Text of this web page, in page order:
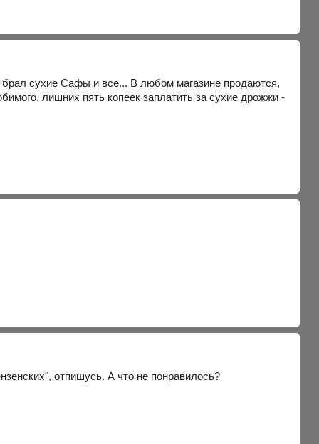
сухие Сафы и все... В любом магазине продаются,
лишних пять копеек заплатить за сухие дрожжи -
отпишусь. А что не понравилось?